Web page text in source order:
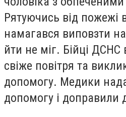
Рятуючись від пожежі
намагався виповзти
йти не міг. Бійці
свіже повітря та
допомогу. Медики
допомогу і доправили